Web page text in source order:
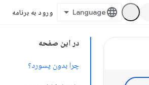
ورود به برنامه
در این صفحه
چرا بدون پسورد؟